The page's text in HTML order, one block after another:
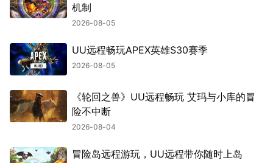
机制
2026-08-05
UU远程畅玩APEX英雄S30赛季
2026-08-05
《轮回之兽》UU远程畅玩 艾玛与小库的冒
险不中断
2026-08-04
冒险岛远程游玩，UU远程带你随时上岛